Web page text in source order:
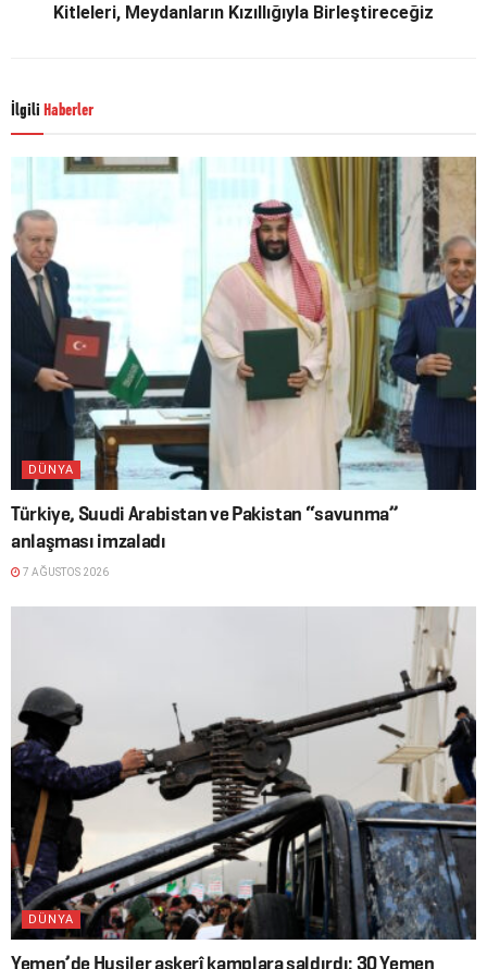
Kitleleri, Meydanların Kızıllığıyla Birleştireceğiz
İlgili Haberler
DÜNYA
Türkiye, Suudi Arabistan ve Pakistan “savunma”
anlaşması imzaladı
7 AĞUSTOS 2026
DÜNYA
Yemen’de Husiler askerî kamplara saldırdı: 30 Yemen